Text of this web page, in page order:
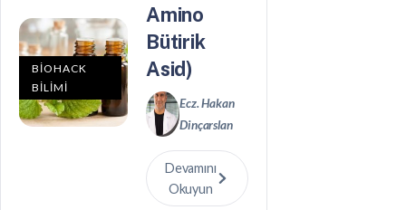
BİOHACK
BİLİMİ
Amino
Bütirik
Asid)
Ecz. Hakan
Dinçarslan
Devamını
Okuyun